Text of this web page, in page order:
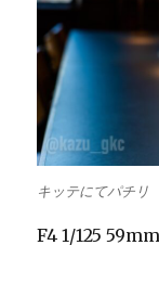
キッテにてパチリ
F4 1/125 59mm